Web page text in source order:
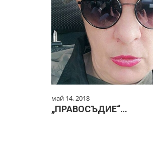
май 14, 2018
„ПРАВОСЪДИЕ“…